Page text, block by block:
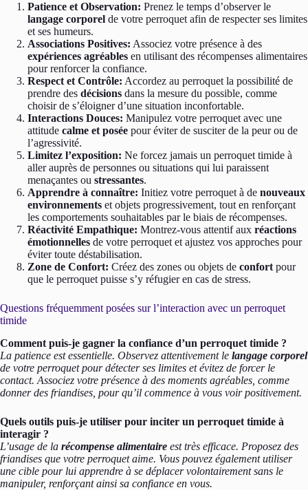
Patience et Observation: Prenez le temps d’observer le
langage corporel de votre perroquet afin de respecter ses limites
et ses humeurs.
Associations Positives: Associez votre présence à des
expériences agréables en utilisant des récompenses alimentaires
pour renforcer la confiance.
Respect et Contrôle: Accordez au perroquet la possibilité de
prendre des décisions dans la mesure du possible, comme
choisir de s’éloigner d’une situation inconfortable.
Interactions Douces: Manipulez votre perroquet avec une
attitude calme et posée pour éviter de susciter de la peur ou de
l’agressivité.
Limitez l’exposition: Ne forcez jamais un perroquet timide à
aller auprès de personnes ou situations qui lui paraissent
menaçantes ou stressantes.
Apprendre à connaître: Initiez votre perroquet à de nouveaux
environnements et objets progressivement, tout en renforçant
les comportements souhaitables par le biais de récompenses.
Réactivité Empathique: Montrez-vous attentif aux réactions
émotionnelles de votre perroquet et ajustez vos approches pour
éviter toute déstabilisation.
Zone de Confort: Créez des zones ou objets de confort pour
que le perroquet puisse s’y réfugier en cas de stress.
Questions fréquemment posées sur l’interaction avec un perroquet
timide
Comment puis-je gagner la confiance d’un perroquet timide ?
La patience est essentielle. Observez attentivement le langage corporel
de votre perroquet pour détecter ses limites et évitez de forcer le
contact. Associez votre présence à des moments agréables, comme
donner des friandises, pour qu’il commence à vous voir positivement.
Quels outils puis-je utiliser pour inciter un perroquet timide à
interagir ?
L’usage de la récompense alimentaire est très efficace. Proposez des
friandises que votre perroquet aime. Vous pouvez également utiliser
une cible pour lui apprendre à se déplacer volontairement sans le
manipuler, renforçant ainsi sa confiance en vous.